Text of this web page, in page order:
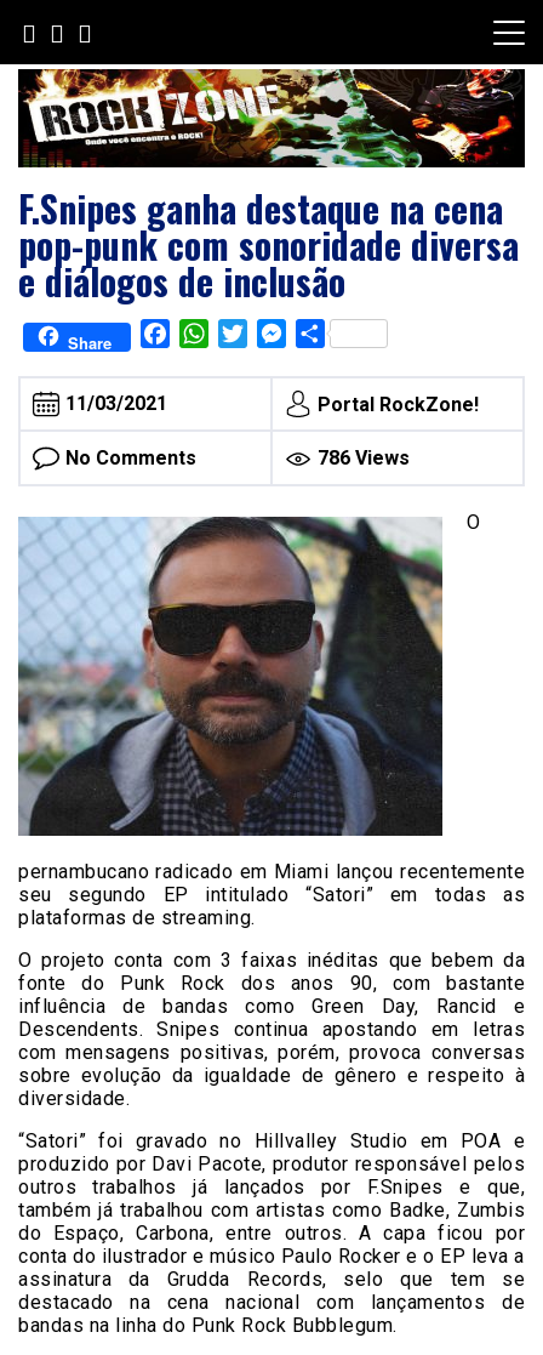
content
F.Snipes ganha destaque na cena
pop-punk com sonoridade diversa
e diálogos de inclusão
Share FacebookWhatsAppTwitterMessenger
Share
11/03/2021 Portal RockZone!
No Comments 786 Views
O
pernambucano radicado em Miami lançou recentemente
seu segundo EP intitulado “Satori” em todas as
plataformas de streaming.
O projeto conta com 3 faixas inéditas que bebem da
fonte do Punk Rock dos anos 90, com bastante
influência de bandas como Green Day, Rancid e
Descendents. Snipes continua apostando em letras
com mensagens positivas, porém, provoca conversas
sobre evolução da igualdade de gênero e respeito à
diversidade.
“Satori” foi gravado no Hillvalley Studio em POA e
produzido por Davi Pacote, produtor responsável pelos
outros trabalhos já lançados por F.Snipes e que,
também já trabalhou com artistas como Badke, Zumbis
do Espaço, Carbona, entre outros. A capa ficou por
conta do ilustrador e músico Paulo Rocker e o EP leva a
assinatura da Grudda Records, selo que tem se
destacado na cena nacional com lançamentos de
bandas na linha do Punk Rock Bubblegum.